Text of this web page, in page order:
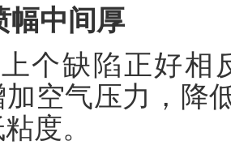
幅中间厚
个缺陷正好相
加空气压力，降
度。